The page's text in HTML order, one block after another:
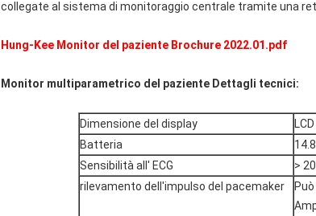
collegate al sistema di monitoraggio centrale tramite una
Hung-Kee Monitor del paziente Brochure 2022.01.pdf
Monitor multiparametrico del paziente Dettagli tecnici:
Dimensione del display
Batteria
Sensibilità all' ECG
>
rilevamento dell'impulso del pacemaker